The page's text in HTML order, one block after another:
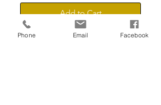
Add to Cart
Phone Email Facebook